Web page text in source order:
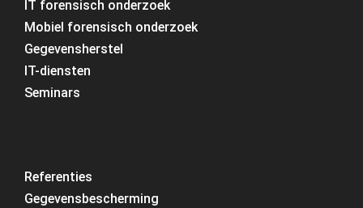
IT forensisch onderzoek
Mobiel forensisch onderzoek
Gegevensherstel
IT-diensten
Seminars
Referenties
Gegevensbescherming